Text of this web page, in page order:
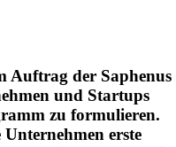
Auftrag der Saphenus
und Startups
zu formulieren.
erste